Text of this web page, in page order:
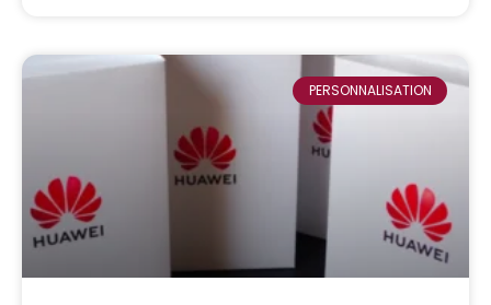
PERSONNALISATION